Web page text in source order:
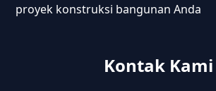
proyek konstruksi bangunan Anda
Kontak Kami